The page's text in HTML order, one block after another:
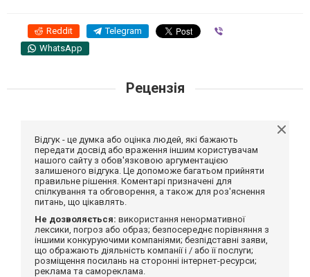
Reddit Telegram
WhatsApp
Рецензія
Відгук - це думка або оцінка людей, які бажають
передати досвід або враження іншим користувачам
нашого сайту з обов'язковою аргументацією
залишеного відгука. Це допоможе багатьом прийняти
правильне рішення. Коментарі призначені для
спілкування та обговорення, а також для роз'яснення
питань, що цікавлять.
Не дозволяється: використання ненормативної
лексики, погроз або образ; безпосереднє порівняння з
іншими конкуруючими компаніями; безпідставні заяви,
що ображають діяльність компанії і / або її послуги;
розміщення посилань на сторонні інтернет-ресурси;
реклама та самореклама.